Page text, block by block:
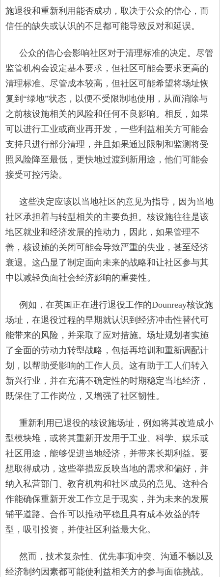
施退役和重新利用能否成功，取决于公众的信心，而
信任的缺失或认识的不足都可能导致反对和延误。
公众的信心会影响社区对于清理标准的决定。尽管
监管机构会设定基本要求，但社区可能会要求更高的
清理标准。尽管成本较高，但社区可能希望将场址恢
复到“绿地”状态，以便不受限制地使用，从而消除与
之前核设施相关的风险和任何不良影响。相反，如果
可以进行工业或商业再开发，一些利益相关方可能会
支持只进行部分清理，并且如果通过限制和监测将受
照风险降至最低，更快地过渡到新用途，他们可能会
接受可控污染。
这些决定应该以当地社区的意见为指导，因为当地
社区承担着与转型相关的主要负担。核设施往往是该
地区就业和经济发展的推动力，因此，如果管理不
善，核设施的关闭可能会导致严重的失业，甚至经济
衰退。这凸显了制定面向未来的战略和让社区参与其
中以减轻负面社会经济影响的重要性。
例如，在英国正在进行退役工作的Dounreay核设施
场址，在退役过程的早期就认识到经济冲击性替代可
能带来的风险，并采取了应对措施。场址规划者实施
了全面的劳动力转型战略，包括再培训和重新调配计
划，以帮助受影响的工作人员。这有助于工人们转入
新兴行业，并在充满不确定性的时期稳定当地经济，
既保住了工作岗位，又增强了社区韧性。
重新利用已退役的核设施场址，例如将其改造成小
型模块堆，或将其重新开发用于工业、科学、娱乐或
社区用途，能够促进当地经济，并带来长期利益。要
想取得成功，这些举措应反映当地的需求和偏好，并
纳入私营部门、教育机构和社区成员的意见。这种合
作能确保重新开发工作立足于现实，并为未来的发展
铺平道路。合作可以推动平稳且具有成本效益的转
型，吸引投资，并使社区利益最大化。
然而，技术复杂性、优先事项冲突、沟通不畅以及
经济制约因素都可能使利益相关方的参与面临挑战。